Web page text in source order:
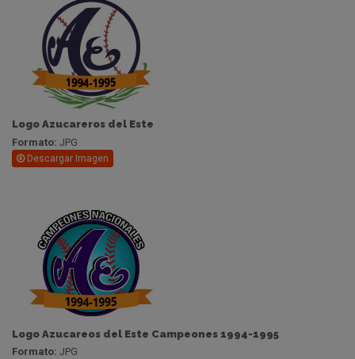
Logo Azucareros del Este
Formato: JPG
Descargar Imagen
Logo Azucareos del Este Campeones 1994-1995
Formato: JPG